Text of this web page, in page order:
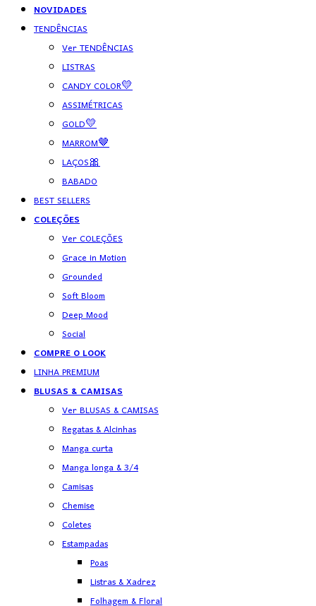
NOVIDADES
TENDÊNCIAS
Ver TENDÊNCIAS
LISTRAS
CANDY COLOR💛
ASSIMÉTRICAS
GOLD💛
MARROM🤎
LAÇOS🎀
BABADO
BEST SELLERS
COLEÇÕES
Ver COLEÇÕES
Grace in Motion
Grounded
Soft Bloom
Deep Mood
Social
COMPRE O LOOK
LINHA PREMIUM
BLUSAS & CAMISAS
Ver BLUSAS & CAMISAS
Regatas & Alcinhas
Manga curta
Manga longa & 3/4
Camisas
Chemise
Coletes
Estampadas
Poas
Listras & Xadrez
Folhagem & Floral